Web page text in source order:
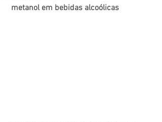
metanol em bebidas alcoólicas